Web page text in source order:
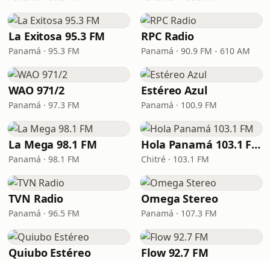
La Exitosa 95.3 FM
Panamá · 95.3 FM
RPC Radio
Panamá · 90.9 FM - 610 AM
WAO 971/2
Panamá · 97.3 FM
Estéreo Azul
Panamá · 100.9 FM
La Mega 98.1 FM
Panamá · 98.1 FM
Hola Panamá 103.1 FM
Chitré · 103.1 FM
TVN Radio
Panamá · 96.5 FM
Omega Stereo
Panamá · 107.3 FM
Quiubo Estéreo Flow 92.7 FM